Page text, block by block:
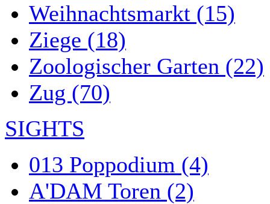
Weihnachtsmarkt (15)
Ziege (18)
Zoologischer Garten (22)
Zug (70)
SIGHTS
013 Poppodium (4)
A'DAM Toren (2)